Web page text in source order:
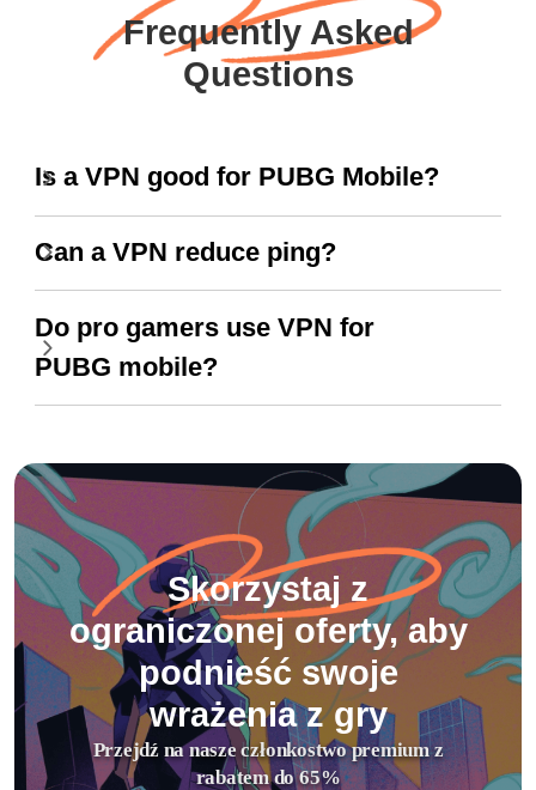
Frequently Asked
Questions
Is a VPN good for PUBG Mobile?
Can a VPN reduce ping?
Do pro gamers use VPN for
PUBG mobile?
Skorzystaj z
ograniczonej oferty, aby
podnieść swoje
wrażenia z gry
Przejdź na nasze członkostwo premium z
rabatem do 65%